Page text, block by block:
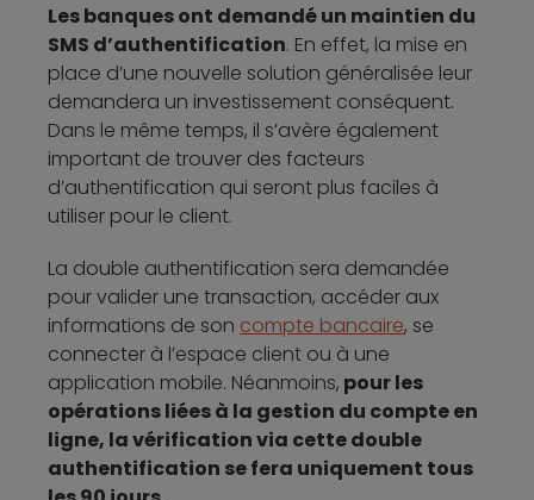
Les banques ont demandé un maintien du
SMS d’authentification. En effet, la mise en
place d’une nouvelle solution généralisée leur
demandera un investissement conséquent.
Dans le même temps, il s’avère également
important de trouver des facteurs
d’authentification qui seront plus faciles à
utiliser pour le client.
La double authentification sera demandée
pour valider une transaction, accéder aux
informations de son compte bancaire, se
connecter à l’espace client ou à une
application mobile. Néanmoins, pour les
opérations liées à la gestion du compte en
ligne, la vérification via cette double
authentification se fera uniquement tous